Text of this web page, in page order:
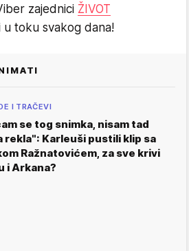
zajednici ŽIVOT
u toku svakog dana!
I TRAČEVI
se tog snimka, nisam tad
rekla": Karleuši pustili klip sa
Ražnatovićem, za sve krivi
i Arkana?